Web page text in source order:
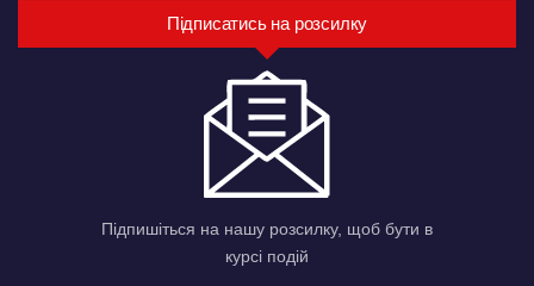
Підписатись на розсилку
Підпишіться на нашу розсилку, щоб бути в
курсі подій